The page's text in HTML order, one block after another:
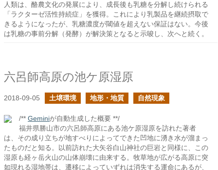
人類は、酪農文化の発展により、成長後も乳糖を分解し続けられる
「ラクターゼ活性持続症」を獲得。これにより乳製品を継続摂取で
きるようになったが、乳糖濃度が閾値を超えない保証はない。今後
は乳糖の事前分解（発酵）が解決策となると示唆し、次へと続く。
六呂師高原の池ケ原湿原
2018-09-05 土壌環境 地形・地質 自然現象
/** Geminiが自動生成した概要 **/
福井県勝山市の六呂師高原にある池ケ原湿原を訪れた著者
は、その成り立ちが地すべりによってできた凹地に湧き水が溜まっ
たものだと知る。以前訪れた大矢谷白山神社の巨岩と同様に、この
湿原も経ヶ岳火山の山体崩壊に由来する。牧草地が広がる高原に突
如現れる湿地帯は、遷移によっていずれは消失する運命にあるが、